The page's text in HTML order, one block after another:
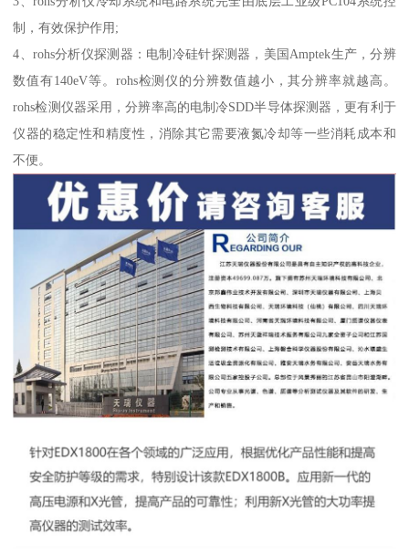
制，有效保护作用;
4、rohs分析仪探测器：电制冷硅针探测器，美国Amptek生产，分辨
数值有140eV等。rohs检测仪的分辨数值越小，其分辨率就越高。
rohs检测仪器采用，分辨率高的电制冷SDD半导体探测器，更有利于
仪器的稳定性和精度性，消除其它需要液氮冷却等一些消耗成本和
不便。